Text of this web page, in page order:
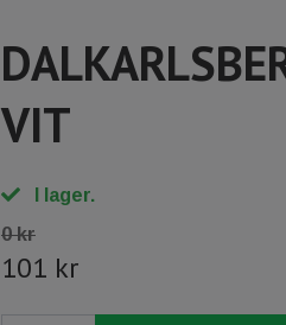
VIT
I lager.
0 kr
101 kr